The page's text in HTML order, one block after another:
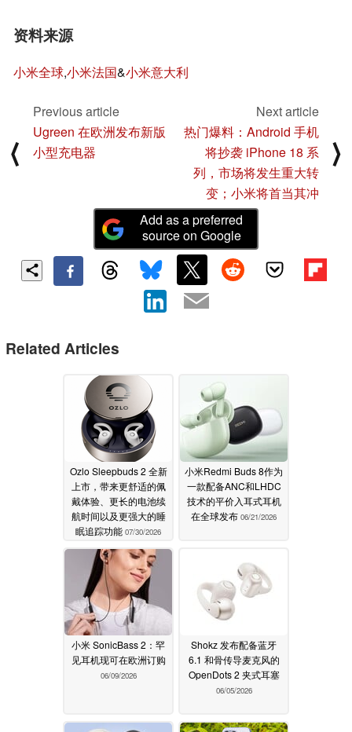
资料来源
小米全球,小米法国&小米意大利
⟨
Previous article
Ugreen 在欧洲发布新版
小型充电器
Next article
热门爆料：Android 手机
将抄袭 iPhone 18 系
列，市场将发生重大转
变；小米将首当其冲
⟩
Add as a preferred
source on Google
Related Articles
Ozlo Sleepbuds 2 全新
上市，带来更舒适的佩
戴体验、更长的电池续
航时间以及更强大的睡
眠追踪功能 07/30/2026
小米Redmi Buds 8作为
一款配备ANC和LHDC
技术的平价入耳式耳机
在全球发布 06/21/2026
小米 SonicBass 2：罕
见耳机现可在欧洲订购
06/09/2026
Shokz 发布配备蓝牙
6.1 和骨传导麦克风的
OpenDots 2 夹式耳塞
06/05/2026